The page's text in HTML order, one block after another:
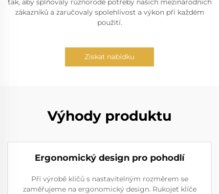
tak, aby splňovaly různorodé potřeby našich mezinárodních
zákazníků a zaručovaly spolehlivost a výkon při každém
použití.
Získat nabídku
Výhody produktu
Ergonomický design pro pohodlí
Při výrobě klíčů s nastavitelným rozměrem se
zaměřujeme na ergonomický design. Rukojeť klíče